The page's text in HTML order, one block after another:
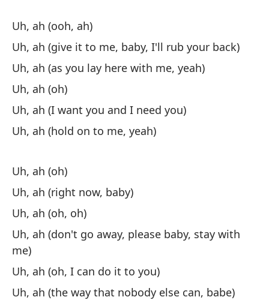
Uh, ah (ooh, ah)
Uh, ah (give it to me, baby, I'll rub your back)
Uh, ah (as you lay here with me, yeah)
Uh, ah (oh)
Uh, ah (I want you and I need you)
Uh, ah (hold on to me, yeah)
Uh, ah (oh)
Uh, ah (right now, baby)
Uh, ah (oh, oh)
Uh, ah (don't go away, please baby, stay with
me)
Uh, ah (oh, I can do it to you)
Uh, ah (the way that nobody else can, babe)